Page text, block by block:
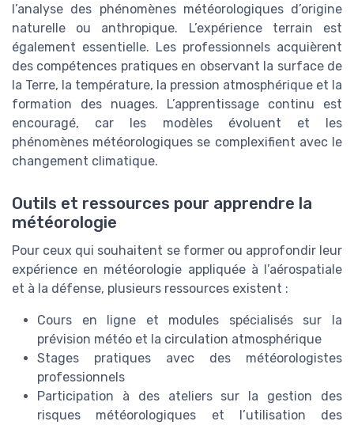
l’analyse des phénomènes météorologiques d’origine
naturelle ou anthropique. L’expérience terrain est
également essentielle. Les professionnels acquièrent
des compétences pratiques en observant la surface de
la Terre, la température, la pression atmosphérique et la
formation des nuages. L’apprentissage continu est
encouragé, car les modèles évoluent et les
phénomènes météorologiques se complexifient avec le
changement climatique.
Outils et ressources pour apprendre la
météorologie
Pour ceux qui souhaitent se former ou approfondir leur
expérience en météorologie appliquée à l’aérospatiale
et à la défense, plusieurs ressources existent :
Cours en ligne et modules spécialisés sur la
prévision météo et la circulation atmosphérique
Stages pratiques avec des météorologistes
professionnels
Participation à des ateliers sur la gestion des
risques météorologiques et l’utilisation des